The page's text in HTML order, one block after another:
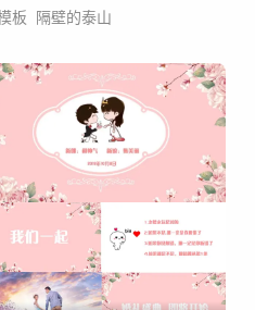
板 隔壁的泰山